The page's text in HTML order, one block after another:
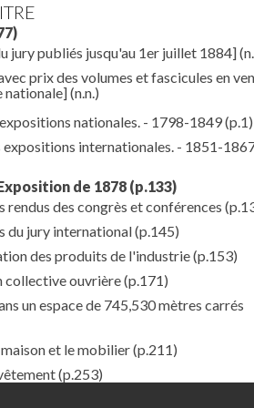
jury publiés jusqu'au 1er juillet 1884]
prix des volumes et fascicules en
nationale](n.n.)
nationales. - 1798-1849(p.1)
expositions internationales. - 1851-
de 1878 (p.133)
rendus des congrès et conférences
du jury international(p.145)
des produits de l'industrie(p.153)
collective ouvrière(p.171)
un espace de 745,530 mètres carrés
maison et le mobilier(p.211)
(p.253)